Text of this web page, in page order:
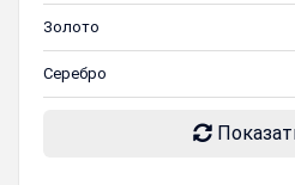
Золото
Серебро